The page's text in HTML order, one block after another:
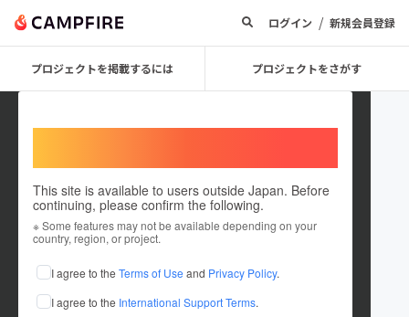
ログイン / 新規会員登録
プロジェクトを掲載するには プロジェクトをさがす
This site is available to users outside Japan. Before
continuing, please confirm the following.
※ Some features may not be available depending on your
country, region, or project.
I agree to the Terms of Use and Privacy Policy.
I agree to the International Support Terms.
harima green lab
これまでに5回支援して8件のプロジェクトを投稿しています
在住国：日本 現在地：兵庫県